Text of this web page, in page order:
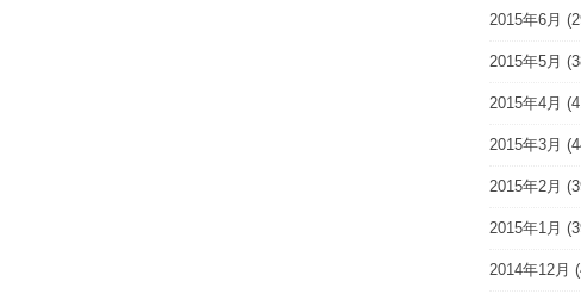
2015年6月
2015年5月
2015年4月
2015年3月
2015年2月
2015年1月
2014年12月